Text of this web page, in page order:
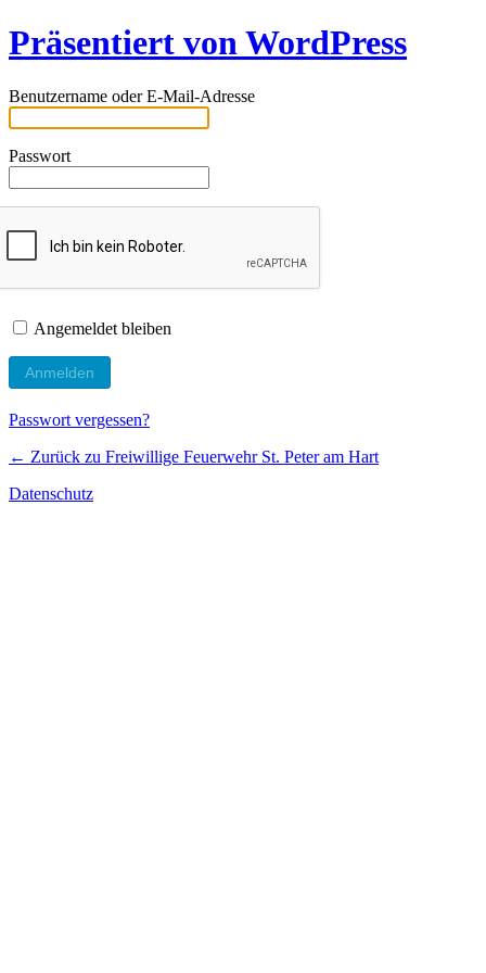
Präsentiert von WordPress
Benutzername oder E-Mail-Adresse
Passwort
Angemeldet bleiben
Passwort vergessen?
← Zurück zu Freiwillige Feuerwehr St. Peter am Hart
Datenschutz